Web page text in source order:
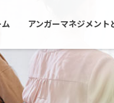
アンガーマネジメント